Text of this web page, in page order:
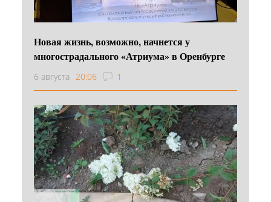
Новая жизнь, возможно, начнется у
многострадального «Атриума» в Оренбурге
6 августа 20:06 1